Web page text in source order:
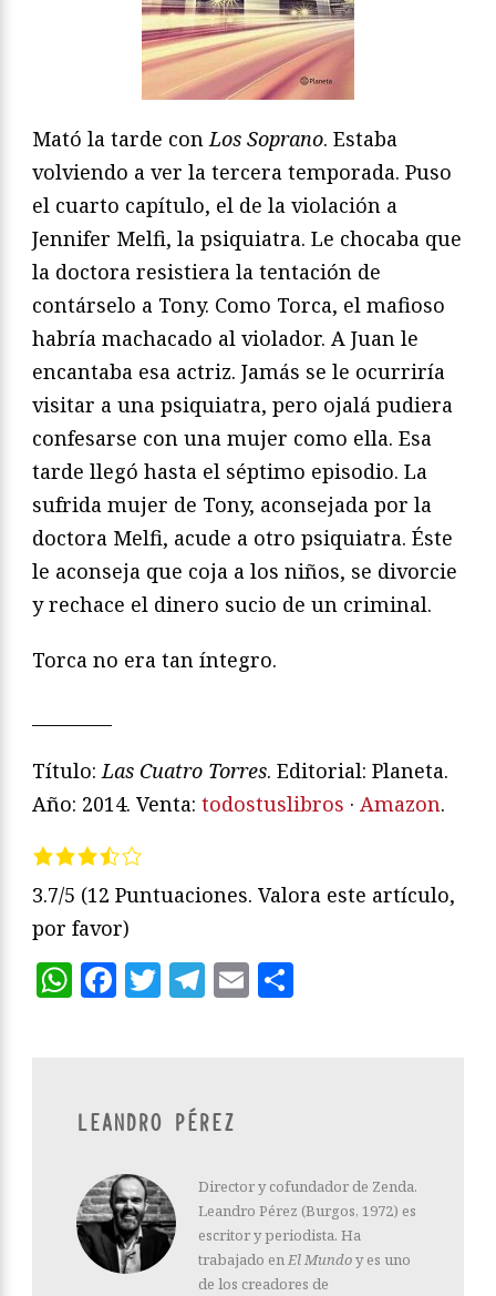
Mató la tarde conLos Soprano. Estaba
volviendo a ver la tercera temporada. Puso
el cuarto capítulo, el de la violación a
Jennifer Melfi, la psiquiatra. Le chocaba que
la doctora resistiera la tentación de
contárselo a Tony. Como Torca, el mafioso
habría machacado al violador. A Juan le
encantaba esa actriz. Jamás se le ocurriría
visitar a una psiquiatra, pero ojalá pudiera
confesarse con una mujer como ella. Esa
tarde llegó hasta el séptimo episodio. La
sufrida mujer de Tony, aconsejada por la
doctora Melfi, acude a otro psiquiatra. Éste
le aconseja que coja a los niños, se divorcie
y rechace el dinero sucio de un criminal.
Torca no era tan íntegro.
Título:Las Cuatro Torres. Editorial: Planeta.
Año: 2014. Venta: todostuslibros · Amazon.
3.7/5 (12 Puntuaciones. Valora este artículo,
por favor)
WhatsApp
Facebook
Twitter
Telegram
Email
LEANDRO PÉREZ
Director y cofundador de Zenda.
Leandro Pérez (Burgos, 1972) es
escritor y periodista. Ha
trabajado enEl Mundoy es uno
de los creadores de